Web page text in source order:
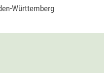
Württemberg